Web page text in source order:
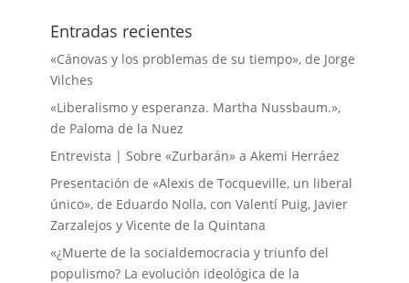
Entradas recientes
«Cánovas y los problemas de su tiempo», de Jorge
Vilches
«Liberalismo y esperanza. Martha Nussbaum.»,
de Paloma de la Nuez
Entrevista | Sobre «Zurbarán» a Akemi Herráez
Presentación de «Alexis de Tocqueville, un liberal
único», de Eduardo Nolla, con Valentí Puig, Javier
Zarzalejos y Vicente de la Quintana
«¿Muerte de la socialdemocracia y triunfo del
populismo? La evolución ideológica de la